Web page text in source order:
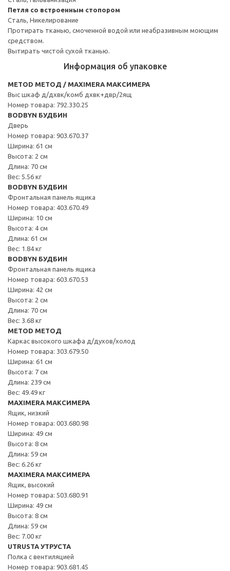
Петля со встроенным стопором
Сталь, Никелирование
Протирать тканью, смоченной водой или неабразивным моющим
средством.
Вытирать чистой сухой тканью.
Информация об упаковке
METOD МЕТОД / MAXIMERA МАКСИМЕРА
Выс шкаф д/дхвк/комб дхвк+двр/2ящ
Номер товара: 792.330.25
BODBYN БУДБИН
Дверь
Номер товара: 903.670.37
Ширина: 61 см
Высота: 2 см
Длина: 70 см
Вес: 5.56 кг
BODBYN БУДБИН
Фронтальная панель ящика
Номер товара: 403.670.49
Ширина: 10 см
Высота: 4 см
Длина: 61 см
Вес: 1.84 кг
BODBYN БУДБИН
Фронтальная панель ящика
Номер товара: 603.670.53
Ширина: 42 см
Высота: 2 см
Длина: 70 см
Вес: 3.68 кг
METOD МЕТОД
Каркас высокого шкафа д/духов/холод
Номер товара: 303.679.50
Ширина: 61 см
Высота: 7 см
Длина: 239 см
Вес: 49.49 кг
MAXIMERA МАКСИМЕРА
Ящик, низкий
Номер товара: 003.680.98
Ширина: 49 см
Высота: 8 см
Длина: 59 см
Вес: 6.26 кг
MAXIMERA МАКСИМЕРА
Ящик, высокий
Номер товара: 503.680.91
Ширина: 49 см
Высота: 8 см
Длина: 59 см
Вес: 7.00 кг
UTRUSTA УТРУСТА
Полка с вентиляцией
Номер товара: 903.681.45